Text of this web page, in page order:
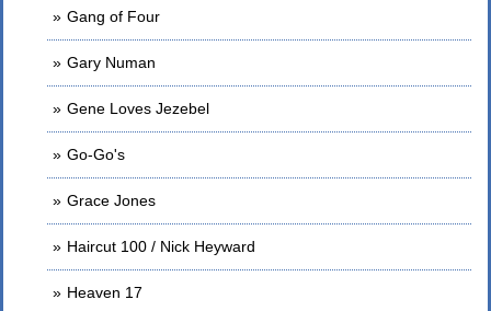
Gang of Four
Gary Numan
Gene Loves Jezebel
Go-Go's
Grace Jones
Haircut 100 / Nick Heyward
Heaven 17